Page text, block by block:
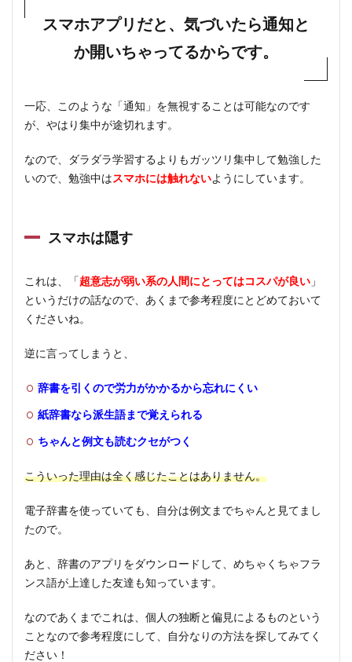
スマホアプリだと、気づいたら通知と
か開いちゃってるからです。
一応、このような「通知」を無視することは可能なのです
が、やはり集中が途切れます。
なので、ダラダラ学習するよりもガッツリ集中して勉強した
いので、勉強中はスマホには触れないようにしています。
スマホは隠す
これは、「超意志が弱い系の人間にとってはコスパが良い 」
というだけの話なので、あくまで参考程度にとどめておいて
くださいね。
逆に言ってしまうと、
辞書を引くので労力がかかるから忘れにくい
紙辞書なら派生語まで覚えられる
ちゃんと例文も読むクセがつく
こういった理由は全く感じたことはありません。
電子辞書を使っていても、自分は例文までちゃんと見てまし
たので。
あと、辞書のアプリをダウンロードして、めちゃくちゃフラ
ンス語が上達した友達も知っています。
なのであくまでこれは、個人の独断と偏見によるものという
ことなので参考程度にして、自分なりの方法を探してみてく
ださい！